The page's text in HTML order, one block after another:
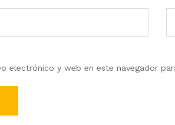
electrónico y web en este navegador